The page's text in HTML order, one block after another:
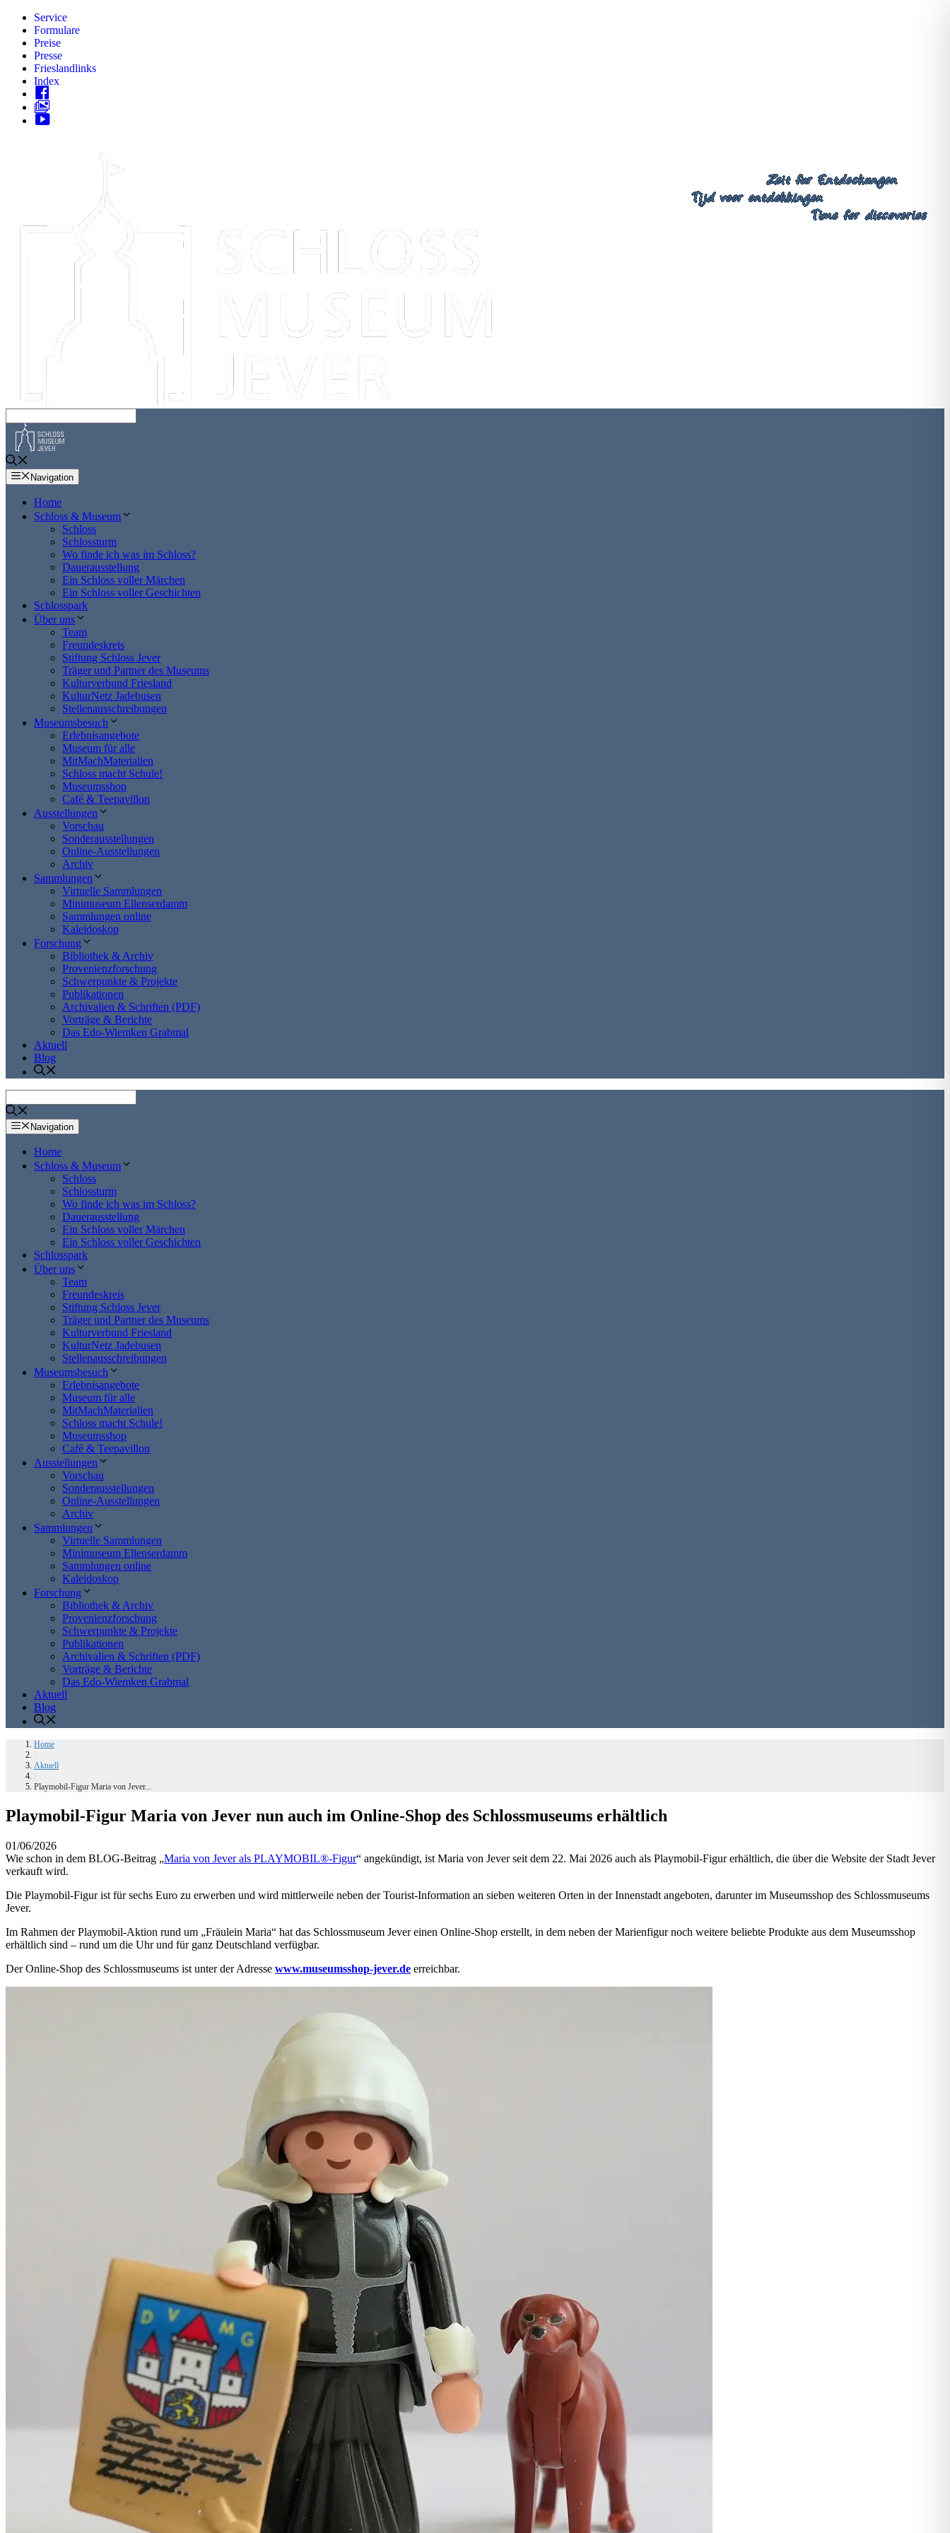
Zum
Inhalt
springen
Service
Formulare
Preise
Presse
Frieslandlinks
Index
Navigation
Home
Schloss & Museum
Schloss
Schlossturm
Wo finde ich was im Schloss?
Dauerausstellung
Ein Schloss voller Märchen
Ein Schloss voller Geschichten
Schlosspark
Über uns
Team
Freundeskreis
Stiftung Schloss Jever
Träger und Partner des Museums
Kulturverbund Friesland
KulturNetz Jadebusen
Stellenausschreibungen
Museumsbesuch
Erlebnisangebote
Museum für alle
MitMachMaterialien
Schloss macht Schule!
Museumsshop
Café & Teepavillon
Ausstellungen
Vorschau
Sonderausstellungen
Online-Ausstellungen
Archiv
Sammlungen
Virtuelle Sammlungen
Minimuseum Ellenserdamm
Sammlungen online
Kaleidoskop
Forschung
Bibliothek & Archiv
Provenienzforschung
Schwerpunkte & Projekte
Publikationen
Archivalien & Schriften (PDF)
Vorträge & Berichte
Das Edo-Wiemken Grabmal
Aktuell
Blog
Navigation
Home
Schloss & Museum
Schloss
Schlossturm
Wo finde ich was im Schloss?
Dauerausstellung
Ein Schloss voller Märchen
Ein Schloss voller Geschichten
Schlosspark
Über uns
Team
Freundeskreis
Stiftung Schloss Jever
Träger und Partner des Museums
Kulturverbund Friesland
KulturNetz Jadebusen
Stellenausschreibungen
Museumsbesuch
Erlebnisangebote
Museum für alle
MitMachMaterialien
Schloss macht Schule!
Museumsshop
Café & Teepavillon
Ausstellungen
Vorschau
Sonderausstellungen
Online-Ausstellungen
Archiv
Sammlungen
Virtuelle Sammlungen
Minimuseum Ellenserdamm
Sammlungen online
Kaleidoskop
Forschung
Bibliothek & Archiv
Provenienzforschung
Schwerpunkte & Projekte
Publikationen
Archivalien & Schriften (PDF)
Vorträge & Berichte
Das Edo-Wiemken Grabmal
Aktuell
Blog
Home
Aktuell
Playmobil-Figur Maria von Jever...
Playmobil-Figur Maria von Jever nun auch im Online-Shop des Schlossmuseums erhältlich
01/06/2026
Wie schon in dem BLOG-Beitrag „Maria von Jever als PLAYMOBIL®-Figur“ angekündigt, ist Maria von Jever seit dem 22. Mai 2026 auch als Playmobil-Figur erhältlich, die über die Website der Stadt Jever
verkauft wird.
Die Playmobil-Figur ist für sechs Euro zu erwerben und wird mittlerweile neben der Tourist-Information an sieben weiteren Orten in der Innenstadt angeboten, darunter im Museumsshop des Schlossmuseums
Jever.
Im Rahmen der Playmobil-Aktion rund um „Fräulein Maria“ hat das Schlossmuseum Jever einen Online-Shop erstellt, in dem neben der Marienfigur noch weitere beliebte Produkte aus dem Museumsshop
erhältlich sind – rund um die Uhr und für ganz Deutschland verfügbar.
Der Online-Shop des Schlossmuseums ist unter der Adresse www.museumsshop-jever.de erreichbar.